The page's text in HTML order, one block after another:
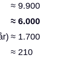
≈ 9.900
≈ 6.000
≈ 1.700
≈ 210